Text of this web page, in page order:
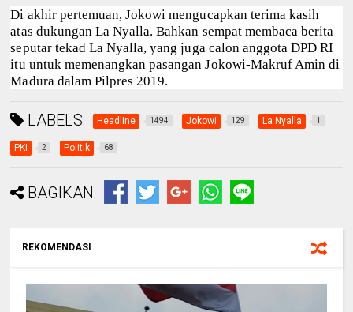
Di akhir pertemuan, Jokowi mengucapkan terima kasih
atas dukungan La Nyalla. Bahkan sempat membaca berita
seputar tekad La Nyalla, yang juga calon anggota DPD RI
itu untuk memenangkan pasangan Jokowi-Makruf Amin di
Madura dalam Pilpres 2019.
LABELS: Headline 1494 Jokowi 129 La Nyalla 1
PKI 2 Politik 68
BAGIKAN:
REKOMENDASI